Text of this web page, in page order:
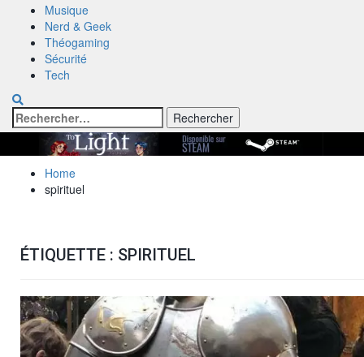
Musique
Nerd & Geek
Théogaming
Sécurité
Tech
Rechercher :
Home
spirituel
ÉTIQUETTE : SPIRITUEL